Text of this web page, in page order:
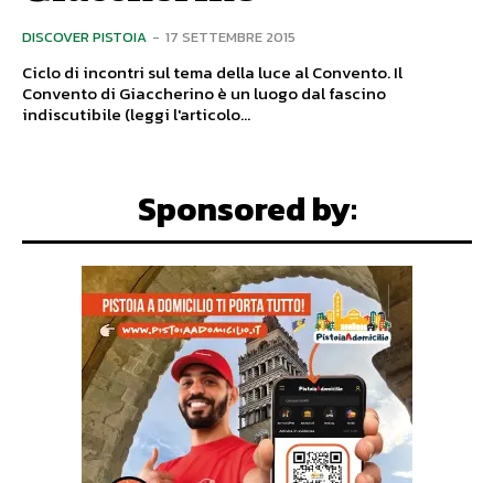
DISCOVER PISTOIA - 17 SETTEMBRE 2015
Ciclo di incontri sul tema della luce al Convento. Il
Convento di Giaccherino è un luogo dal fascino
indiscutibile (leggi l'articolo...
Sponsored by: